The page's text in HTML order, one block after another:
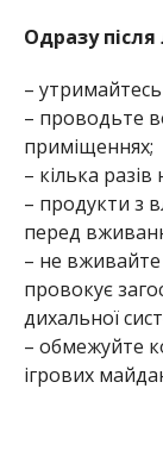
Одразу після
–
– проводьте
приміщеннях;
– кілька
– продукти з
перед
– не вживайте
провокує
дихальної
– обмежуйте
ігрових